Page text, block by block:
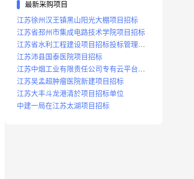
最新采购项目
江苏徐州汉王镇黑山阳光大棚项目招标
江苏省邳州市集成电路技术学院项目招标
江苏省水利工程建设项目招标投标管理办
法
江苏沛县国泰医院项目招标
江苏中烟工业有限责任公司专有云平台扩
容项目招标
江苏吴孟超肿瘤医院新建项目招标
江苏大丰斗龙港清於项目招标单位
中建一局在江苏太湖项目招标